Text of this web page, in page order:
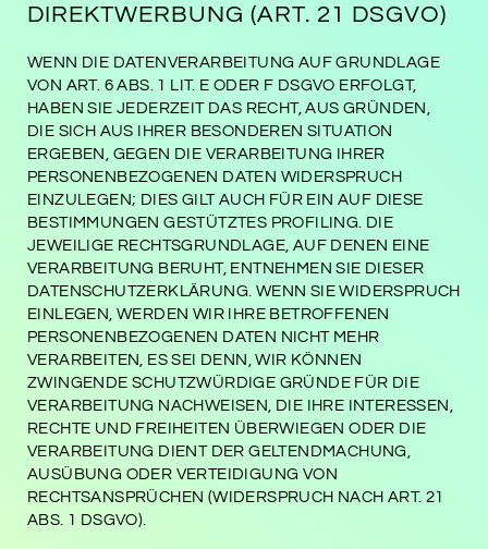
DIREKTWERBUNG (ART. 21 DSGVO)
WENN DIE DATENVERARBEITUNG AUF GRUNDLAGE
VON ART. 6 ABS. 1 LIT. E ODER F DSGVO ERFOLGT,
HABEN SIE JEDERZEIT DAS RECHT, AUS GRÜNDEN,
DIE SICH AUS IHRER BESONDEREN SITUATION
ERGEBEN, GEGEN DIE VERARBEITUNG IHRER
PERSONENBEZOGENEN DATEN WIDERSPRUCH
EINZULEGEN; DIES GILT AUCH FÜR EIN AUF DIESE
BESTIMMUNGEN GESTÜTZTES PROFILING. DIE
JEWEILIGE RECHTSGRUNDLAGE, AUF DENEN EINE
VERARBEITUNG BERUHT, ENTNEHMEN SIE DIESER
DATENSCHUTZERKLÄRUNG. WENN SIE WIDERSPRUCH
EINLEGEN, WERDEN WIR IHRE BETROFFENEN
PERSONENBEZOGENEN DATEN NICHT MEHR
VERARBEITEN, ES SEI DENN, WIR KÖNNEN
ZWINGENDE SCHUTZWÜRDIGE GRÜNDE FÜR DIE
VERARBEITUNG NACHWEISEN, DIE IHRE INTERESSEN,
RECHTE UND FREIHEITEN ÜBERWIEGEN ODER DIE
VERARBEITUNG DIENT DER GELTENDMACHUNG,
AUSÜBUNG ODER VERTEIDIGUNG VON
RECHTSANSPRÜCHEN (WIDERSPRUCH NACH ART. 21
ABS. 1 DSGVO).